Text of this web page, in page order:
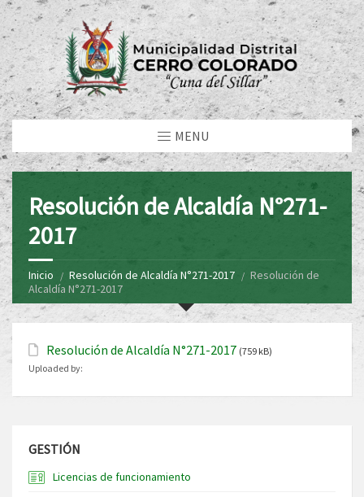
MENU
Resolución de Alcaldía N°271-
2017
Inicio Resolución de Alcaldía N°271-2017
Resolución de
Alcaldía N°271-2017
Resolución de Alcaldía N°271-2017 (759 kB)
Uploaded by:
GESTIÓN
Licencias de funcionamiento